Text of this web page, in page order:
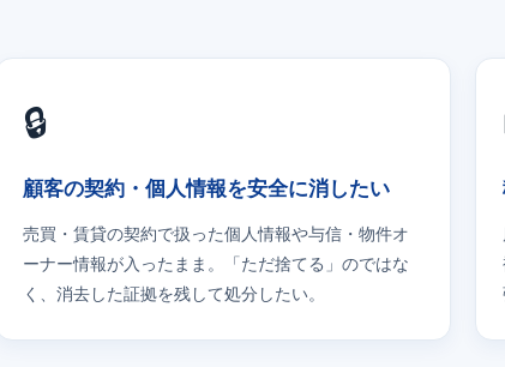
🔒
顧客の契約・個人情報を安全に消したい
売買・賃貸の契約で扱った個人情報や与信・物件オ
ーナー情報が入ったまま。「ただ捨てる」のではな
く、消去した証拠を残して処分したい。